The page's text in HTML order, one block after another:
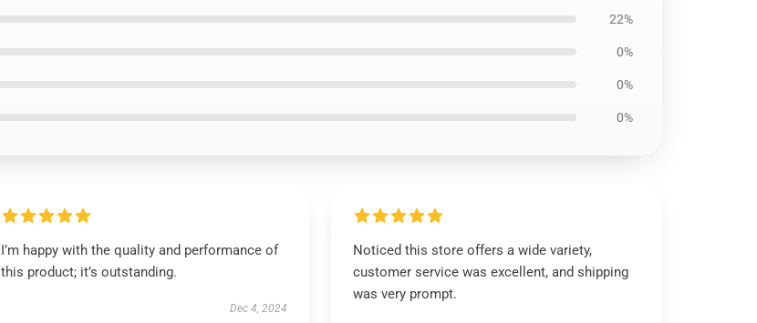
22%
0%
0%
0%
I’m happy with the quality and performance of
this product; it’s outstanding.
Dec 4, 2024
Noticed this store offers a wide variety,
customer service was excellent, and shipping
was very prompt.